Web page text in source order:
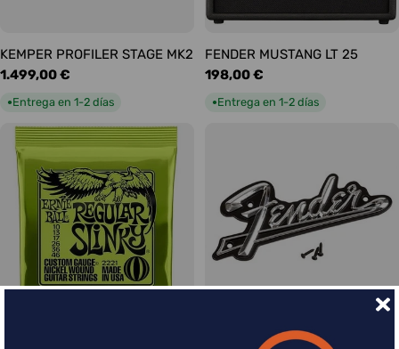
KEMPER PROFILER STAGE MK2
Precio
habitual
1.499,00 €
●Entrega en 1-2 días
FENDER MUSTANG LT 25
Precio
habitual
198,00 €
●Entrega en 1-2 días
FENDER LOGO BLACKFACE